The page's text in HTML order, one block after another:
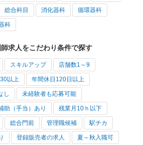
総合科目 消化器科 循環器科
科
求人をこだわり条件で探す
スキルアップ 店舗数1～9
以上 年間休日120日以上
し 未経験者も応募可能
助（手当）あり 残業月10ｈ以下
総合門前 管理職候補 駅チカ
登録販売者の求人 夏～秋入職可